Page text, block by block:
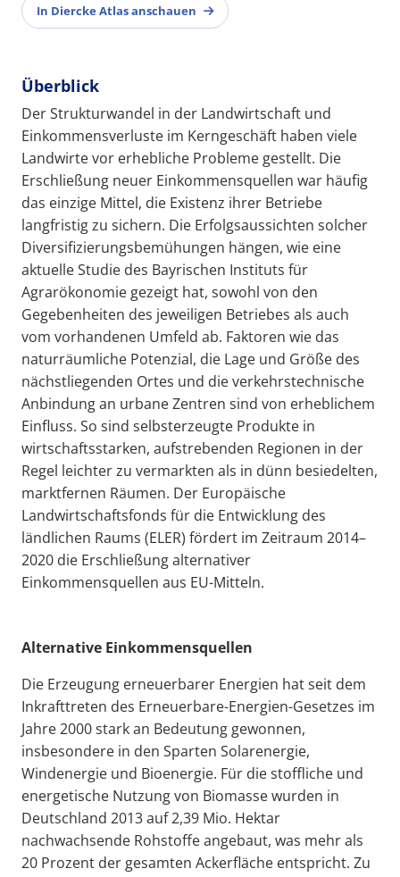
In Diercke Atlas anschauen
Überblick
Der Strukturwandel in der Landwirtschaft und
Einkommensverluste im Kerngeschäft haben viele
Landwirte vor erhebliche Probleme gestellt. Die
Erschließung neuer Einkommensquellen war häufig
das einzige Mittel, die Existenz ihrer Betriebe
langfristig zu sichern. Die Erfolgsaussichten solcher
Diversifizierungsbemühungen hängen, wie eine
aktuelle Studie des Bayrischen Instituts für
Agrarökonomie gezeigt hat, sowohl von den
Gegebenheiten des jeweiligen Betriebes als auch
vom vorhandenen Umfeld ab. Faktoren wie das
naturräumliche Potenzial, die Lage und Größe des
nächstliegenden Ortes und die verkehrstechnische
Anbindung an urbane Zentren sind von erheblichem
Einfluss. So sind selbsterzeugte Produkte in
wirtschaftsstarken, aufstrebenden Regionen in der
Regel leichter zu vermarkten als in dünn besiedelten,
marktfernen Räumen. Der Europäische
Landwirtschaftsfonds für die Entwicklung des
ländlichen Raums (ELER) fördert im Zeitraum 2014–
2020 die Erschließung alternativer
Einkommensquellen aus EU-Mitteln.
Alternative Einkommensquellen
Die Erzeugung erneuerbarer Energien hat seit dem
Inkrafttreten des Erneuerbare-Energien-Gesetzes im
Jahre 2000 stark an Bedeutung gewonnen,
insbesondere in den Sparten Solarenergie,
Windenergie und Bioenergie. Für die stoffliche und
energetische Nutzung von Biomasse wurden in
Deutschland 2013 auf 2,39 Mio. Hektar
nachwachsende Rohstoffe angebaut, was mehr als
20 Prozent der gesamten Ackerfläche entspricht. Zu